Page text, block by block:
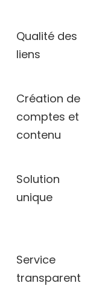
Qualité des
liens
Création de
comptes et
contenu
Solution
unique
Service
transparent